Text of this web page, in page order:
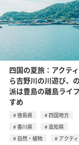
四国の夏旅：アクテ
ら吉野川の川遊び、
派は豊島の離島ライ
すめ
徳島県
四国地方
香川県
高知県
自然・植物
アクテ